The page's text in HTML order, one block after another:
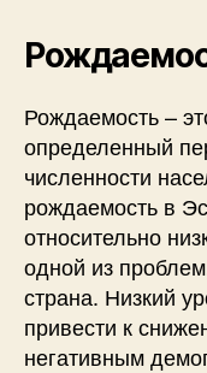
Рождаемость –
определенный
численности
рождаемость в
относительно
одной из
страна. Низкий
привести к
негативным